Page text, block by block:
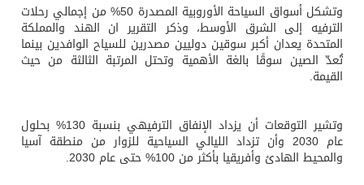
وتشكل أسواق السياحة الأوروبية المصدرة 50% من إجمالي رحلات
الترفيه إلى الشرق الأوسط، وذكر التقرير ان الهند والمملكة
المتحدة يعدان أكبر سوقين دوليين مصدرين للسياح الوافدين بينما
تُعدّ الصين سوقًا بالغة الأهمية وتحتل المرتبة الثالثة من حيث
القيمة.
وتشير التوقعات أن يزداد الإنفاق الترفيهي بنسبة 130% بحلول
عام 2030 وأن تزداد الليالي السياحية للزوار من منطقة آسيا
والمحيط الهادئ وأفريقيا بأكثر من 100% حتى عام 2030.